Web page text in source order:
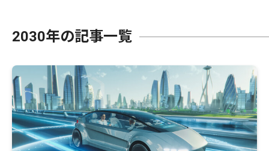
2030年の記事一覧